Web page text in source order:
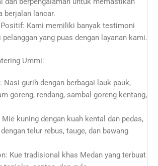
berjalan lancar.
Kami memiliki banyak testimoni
yang puas dengan layanan kami.
Ummi:
Nasi gurih dengan berbagai lauk pauk,
goreng, rendang, sambal goreng kentang,
Mie kuning dengan kuah kental dan pedas,
telur rebus, tauge, dan bawang
Kue tradisional khas Medan yang terbuat